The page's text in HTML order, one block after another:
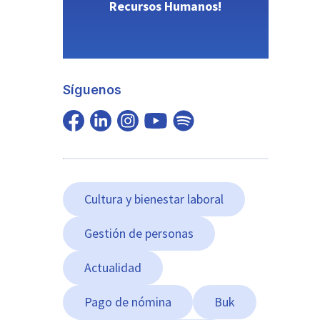
Recursos Humanos!
Síguenos
Cultura y bienestar laboral
Gestión de personas
Actualidad
Pago de nómina Buk